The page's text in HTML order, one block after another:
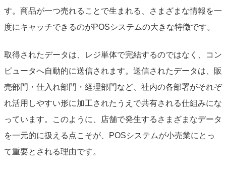
す。商品が一つ売れることで生まれる、さまざまな情報を一
度にキャッチできるのがPOSシステムの大きな特徴です。
取得されたデータは、レジ単体で完結するのではなく、コン
ピュータへ自動的に送信されます。送信されたデータは、販
売部門・仕入れ部門・経理部門など、社内の各部署がそれぞ
れ活用しやすい形に加工されたうえで共有される仕組みにな
っています。このように、店舗で発生するさまざまなデータ
を一元的に扱える点こそが、POSシステムが小売業にとっ
て重要とされる理由です。